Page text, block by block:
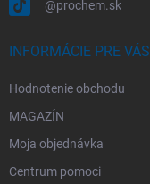
@prochem.sk
INFORMÁCIE PRE VÁS
Hodnotenie obchodu
MAGAZÍN
Moja objednávka
Centrum pomoci